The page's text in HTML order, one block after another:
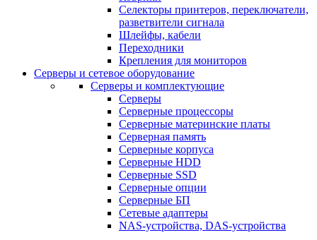
Селекторы принтеров, переключатели,
разветвители сигнала
Шлейфы, кабели
Переходники
Крепления для мониторов
Серверы и сетевое оборудование
Серверы и комплектующие
Серверы
Серверные процессоры
Серверные материнские платы
Серверная память
Серверные корпуса
Серверные HDD
Серверные SSD
Серверные опции
Серверные БП
Сетевые адаптеры
NAS-устройства, DAS-устройства